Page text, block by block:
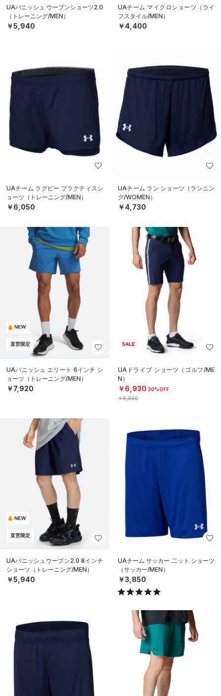
UAバニッシュ ウーブンショーツ2.0
（トレーニング/MEN）
￥5,940
UAチーム マイクロショーツ（ライ
フスタイル/MEN）
￥4,400
UAチーム ラグビー プラクティスシ
ョーツ（トレーニング/MEN）
￥6,050
UAチーム ラン ショーツ（ランニン
グ/WOMEN）
￥4,730
NEW
直営限定
UAバニッシュ エリート 6インチ シ
ョーツ（トレーニング/MEN）
￥7,920
SALE
UAドライブ ショーツ（ゴルフ/ME
N）
￥6,930 30%OFF
￥9,900
NEW
直営限定
UAバニッシュウーブン2.0 8インチ
ショーツ（トレーニング/MEN）
￥5,940
UAチーム サッカー 二ット ショーツ
（サッカー/MEN）
￥3,850